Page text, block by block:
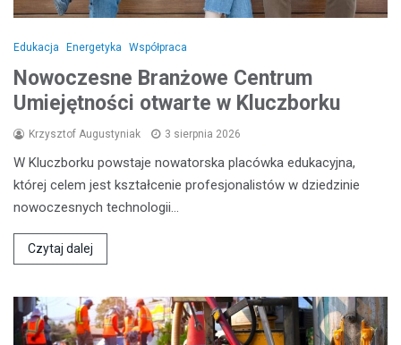
Edukacja Energetyka Współpraca
Nowoczesne Branżowe Centrum
Umiejętności otwarte w Kluczborku
Krzysztof Augustyniak 3 sierpnia 2026
W Kluczborku powstaje nowatorska placówka edukacyjna,
której celem jest kształcenie profesjonalistów w dziedzinie
nowoczesnych technologii…
Czytaj dalej